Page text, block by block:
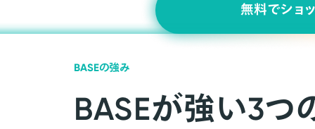
無料でショ
BASEの強み
BASEが強い3つ